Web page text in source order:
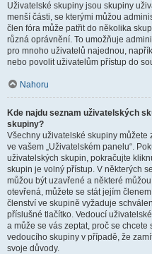
Uživatelské skupiny jsou skupiny
menší části, se kterými můžou
člen fóra může patřit do několika
různá oprávnění. To umožňuje
pro mnoho uživatelů najednou,
nebo povolit uživatelům přístup do
Nahoru
Kde najdu seznam uživatelských
skupiny?
Všechny uživatelské skupiny můžete
ve vašem „Uživatelském panelu“.
uživatelských skupin, pokračujte
skupin je volný přístup. V některých
můžou být uzavřené a některé
otevřená, můžete se stát jejím
členství ve skupině vyžaduje
příslušné tlačítko. Vedoucí
a může se vás zeptat, proč se
vedoucího skupiny v případě, že
svoje důvody.